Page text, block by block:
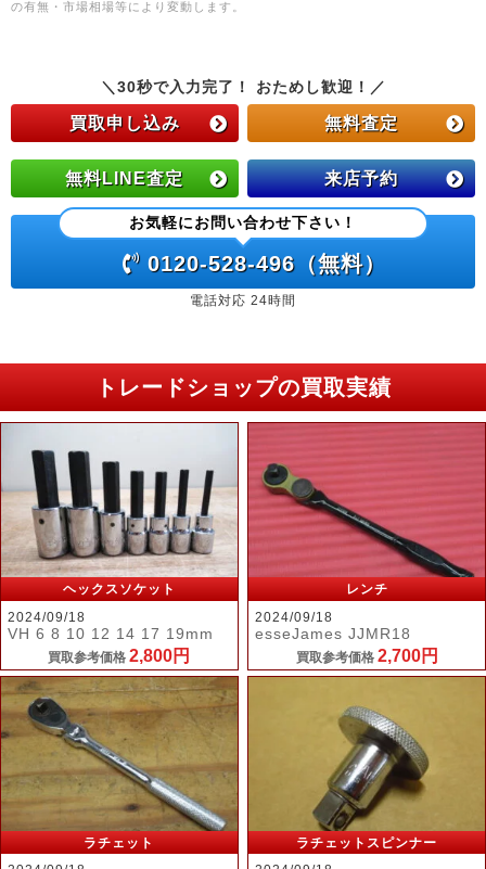
の有無・市場相場等により変動します。
＼30秒で入力完了！ おためし歓迎！／
買取申し込み 無料査定
無料LINE査定 来店予約
お気軽にお問い合わせ下さい！
0120-528-496（無料）
電話対応 24時間
トレードショップの買取実績
ヘックスソケット
2024/09/18
VH 6 8 10 12 14 17 19mm
買取参考価格2,800円
レンチ
2024/09/18
esseJames JJMR18
買取参考価格 2,700円
ラチェット
ラチェットスピンナー